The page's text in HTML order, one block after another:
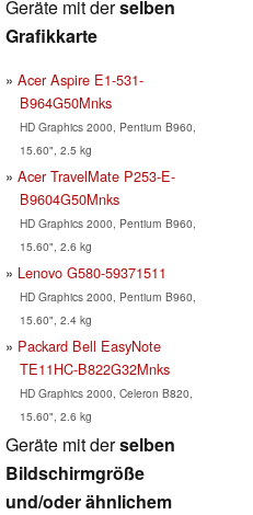
Geräte mit derselben
Grafikkarte
Acer Aspire E1-531-
B964G50Mnks
HD Graphics 2000, Pentium B960,
15.60", 2.5 kg
Acer TravelMate P253-E-
B9604G50Mnks
HD Graphics 2000, Pentium B960,
15.60", 2.6 kg
Lenovo G580-59371511
HD Graphics 2000, Pentium B960,
15.60", 2.4 kg
Packard Bell EasyNote
TE11HC-B822G32Mnks
HD Graphics 2000, Celeron B820,
15.60", 2.6 kg
Geräte mit derselben
Bildschirmgröße
und/oder ähnlichem